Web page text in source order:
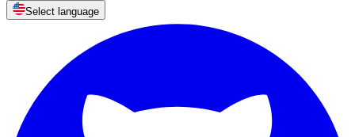
Select language